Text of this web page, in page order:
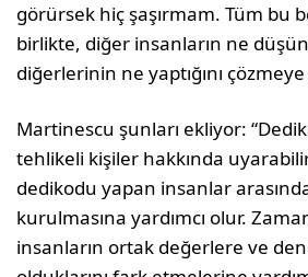
görürsek hiç şaşırmam. Tüm bu
birlikte, diğer insanların ne
diğerlerinin ne yaptığını çözmeye
Martinescu şunları ekliyor:
tehlikeli kişiler hakkında
dedikodu yapan insanlar
kurulmasına yardımcı olur.
insanların ortak değerlere ve